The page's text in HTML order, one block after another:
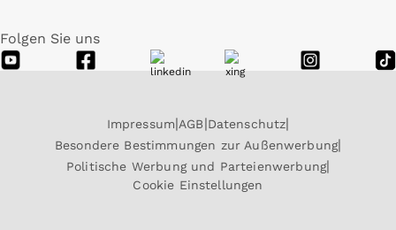
Folgen Sie uns
Impressum AGB Datenschutz
Besondere Bestimmungen zur Außenwerbung
Politische Werbung und Parteienwerbung
Cookie Einstellungen